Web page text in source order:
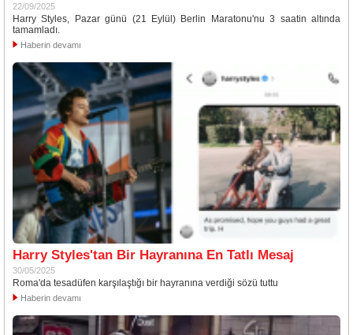
22/09/2025
Harry Styles, Pazar günü (21 Eylül) Berlin Maratonu'nu 3 saatin altında
tamamladı.
Haberin devamı
Harry Styles'tan Bir Hayranına En Tatlı Mesaj
30/05/2025
Roma'da tesadüfen karşılaştığı bir hayranına verdiği sözü tuttu
Haberin devamı